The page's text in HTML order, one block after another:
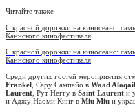
Читайте также
С красной дорожки на киносеанс:
Каннского кинофестиваля
С красной дорожки на киносеанс:
Каннского кинофестиваля
Среди других гостей мероприятия
Frankel , Сару Сампайо в Waad
Laurent , Рут Неггу в Saint Laurent и
и Аджу Наоми Кинг в Miu Miu и